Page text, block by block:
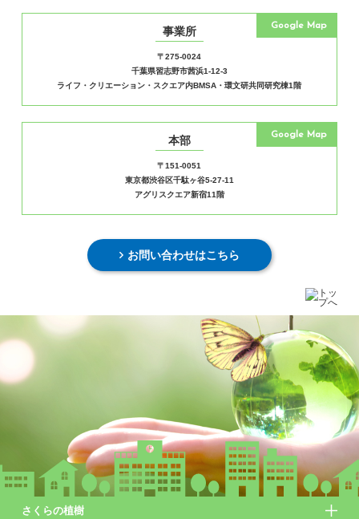
事業所
〒275-0024
千葉県習志野市茜浜1-12-3
ライフ・クリエーション・スクエア内BMSA・環文研共同研究棟1階
Google Map
本部
〒151-0051
東京都渋谷区千駄ヶ谷5-27-11
アグリスクエア新宿11階
Google Map
お問い合わせはこちら
さくらの植樹